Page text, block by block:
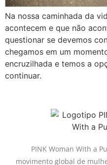
Na nossa caminhada da
acontecem e que não
questionar se devemos
chegamos em um
encruzilhada e temos a
continuar.
PINK Woman With a
movimento global de